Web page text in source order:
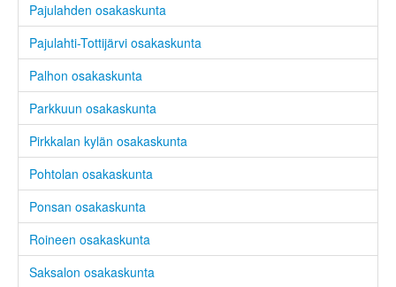
Pajulahden osakaskunta
Pajulahti-Tottijärvi osakaskunta
Palhon osakaskunta
Parkkuun osakaskunta
Pirkkalan kylän osakaskunta
Pohtolan osakaskunta
Ponsan osakaskunta
Roineen osakaskunta
Saksalon osakaskunta